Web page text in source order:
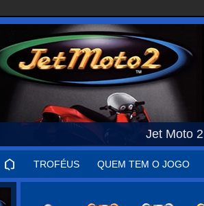
Jet Moto 2
TROFÉUS QUEM TEM O JOGO